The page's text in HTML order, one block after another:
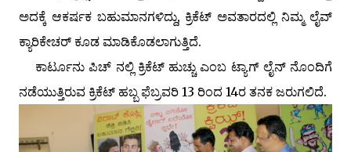
ಅದಕ್ಕೆ ಆಕರ್ಷಕ ಬಹುಮಾನಗಳಿದ್ದು, ಕ್ರಿಕೆಟ್ ಅವತಾರದಲ್ಲಿ ನಿಮ್ಮ ಲೈವ್
ಕ್ಯಾರಿಕೇಚರ್ ಕೂಡ ಮಾಡಿಕೊಡಲಾಗುತ್ತಿದೆ.
ಕಾರ್ಟೂನು ಪಿಚ್ ನಲ್ಲಿ ಕ್ರಿಕೆಟ್ ಹುಚ್ಚು ಎಂಬ ಟ್ಯಾಗ್ ಲೈನ್ ನೊಂದಿಗೆ
ನಡೆಯುತ್ತಿರುವ ಕ್ರಿಕೆಟ್ ಹಬ್ಬ ಫೆಬ್ರವರಿ 13 ರಿಂದ 14ರ ತನಕ ಜರುಗಲಿದೆ.